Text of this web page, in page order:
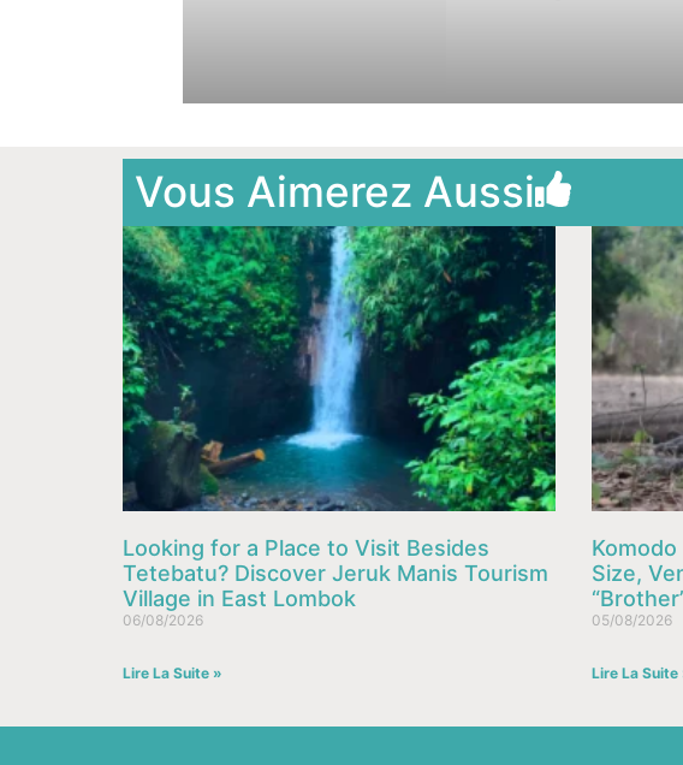
Vous Aimerez Aussi
Looking for a Place to Visit Besides
Tetebatu? Discover Jeruk Manis Tourism
Village in East Lombok
06/08/2026
Lire La Suite »
Size,
05/08/2026
Lire La Suite